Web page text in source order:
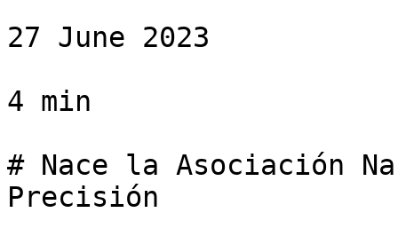
27 June 2023
4 min
# Nace la Asociación
Precisión